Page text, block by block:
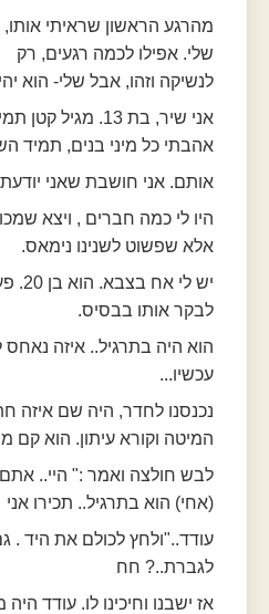
מהרגע הראשון שראיתי
שלי. אפילו לכמה רגעים, רק
לנשיקה וזהו, אבל שלי- הוא
אני שיר, בת 13.
אהבתי כל מיני בנים, תמיד
אותם. אני חושבת שאני
היו לי כמה חברים , ויצא
אלא שפשוט לשנינו נימאס.
יש לי
לבקר אותו בבסיס.
הוא היה בתרגיל.. איזה נאחס
עכשיו...
נכנסנו לחדר, היה שם איזה
המיטה וקורא עיתון. הוא קם
לבש חולצה ואמר :" היי..
(אחי) הוא בתרגיל.. תכירו אני
עודד.."ולחץ לכולם את היד .
לגברת..? חח
אז ישבנו וחיכינו לו. עודד